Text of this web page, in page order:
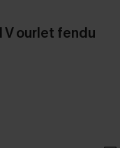
V ourlet fendu